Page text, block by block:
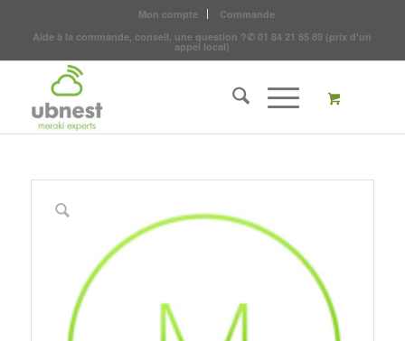
Mon compte
Commande
Aide à la commande, conseil, une question ?✆ 01 84 21 85 89 (prix d'un
appel local)